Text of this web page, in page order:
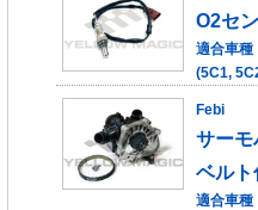
O2セ
適合車種
(5C1,
Febi
サーモ
ベルト
適合車種